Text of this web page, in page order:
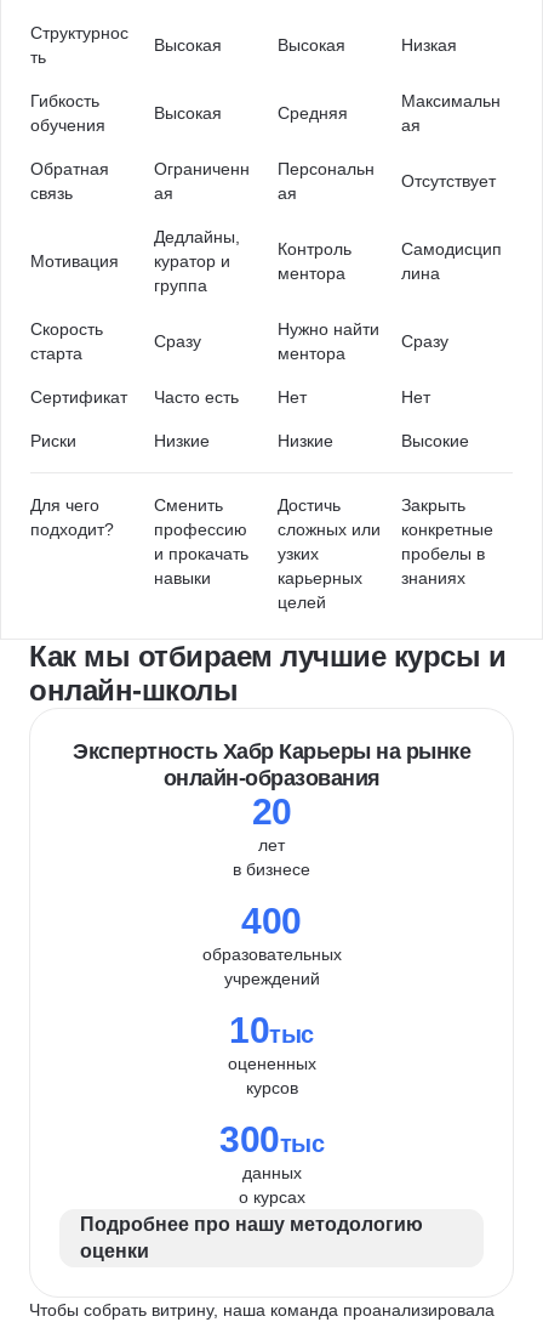
Структурнос
ть
Высокая Высокая Низкая
Гибкость
обучения
Высокая Средняя
Максимальн
ая
Обратная
связь
Ограниченн
ая
Персональн
ая
Отсутствует
Мотивация
Дедлайны,
куратор и
группа
Контроль
ментора
Самодисцип
лина
Скорость
старта
Сразу
Нужно найти
ментора
Сразу
Сертификат Часто есть Нет Нет
Риски Низкие Низкие Высокие
Для чего
подходит?
Сменить
профессию
и прокачать
навыки
Достичь
сложных или
узких
карьерных
целей
Закрыть
конкретные
пробелы в
знаниях
Как мы отбираем лучшие курсы и
онлайн-школы
Экспертность Хабр Карьеры на рынке
онлайн-образования
20
лет
в бизнесе
400
образовательных
учреждений
10тыс
оцененных
курсов
300тыс
данных
о курсах
Подробнее про нашу методологию
оценки
Чтобы собрать витрину, наша команда проанализировала